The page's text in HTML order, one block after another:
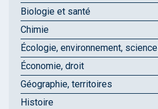
Biologie et santé
Chimie
Écologie, environnement,
Économie, droit
Géographie, territoires
Histoire